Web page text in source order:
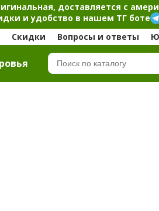
доставляется с
и удобство в нашем ТГ боте
Скидки Вопросы и ответы